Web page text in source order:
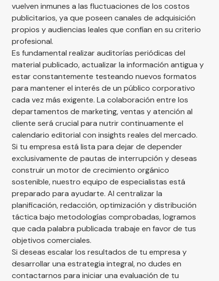
vuelven inmunes a las fluctuaciones de los costos
publicitarios, ya que poseen canales de adquisición
propios y audiencias leales que confían en su criterio
profesional.
Es fundamental realizar auditorías periódicas del
material publicado, actualizar la información antigua y
estar constantemente testeando nuevos formatos
para mantener el interés de un público corporativo
cada vez más exigente. La colaboración entre los
departamentos de marketing, ventas y atención al
cliente será crucial para nutrir continuamente el
calendario editorial con insights reales del mercado.
Si tu empresa está lista para dejar de depender
exclusivamente de pautas de interrupción y deseas
construir un motor de crecimiento orgánico
sostenible, nuestro equipo de especialistas está
preparado para ayudarte. Al centralizar la
planificación, redacción, optimización y distribución
táctica bajo metodologías comprobadas, logramos
que cada palabra publicada trabaje en favor de tus
objetivos comerciales.
Si deseas escalar los resultados de tu empresa y
desarrollar una estrategia integral, no dudes en
contactarnos para iniciar una evaluación de tu